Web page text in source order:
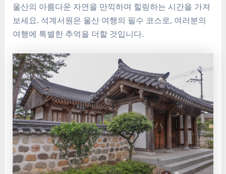
울산의 아름다운 자연을 만끽하며 힐링하는 시간을 가져
보세요. 석계서원은 울산 여행의 필수 코스로, 여러분의
여행에 특별한 추억을 더할 것입니다.